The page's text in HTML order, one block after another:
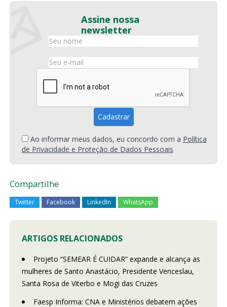
Assine nossa
newsletter
Ao informar meus dados, eu concordo com a Política
de Privacidade e Proteção de Dados Pessoais
Compartilhe
Twitter Facebook LinkedIn WhatsApp
ARTIGOS RELACIONADOS
Projeto “SEMEAR É CUIDAR” expande e alcança as
mulheres de Santo Anastácio, Presidente Venceslau,
Santa Rosa de Viterbo e Mogi das Cruzes
Faesp Informa: CNA e Ministérios debatem ações